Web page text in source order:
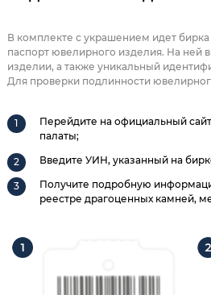
В комплекте с украшением идет
паспорт ювелирного изделия. На
изделии, а также уникальный
Для проверки подлинности
Перейдите на официальный
палаты;
Введите УИН, указанный на
Получите подробную
реестре драгоценных камней,